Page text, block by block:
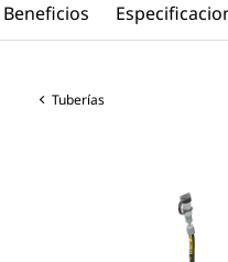
Tuberías
Beneficios